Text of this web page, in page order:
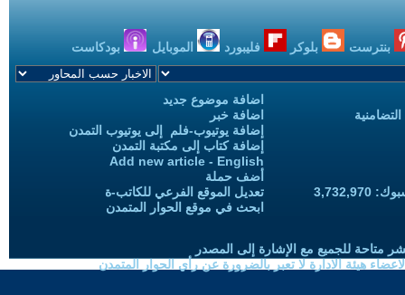
بنترست بلوكر فليبورد الموبايل بودكاست
اضافة موضوع جديد
اضافة خبر
إضافة يوتيوب-فلم إلى يوتيوب التمدن
إضافة كتاب إلى مكتبة التمدن
Add new article - English
أضف حملة
تعديل الموقع الفرعي للكاتب-ة
ابحث في موقع الحوار المتمدن
متاحة للجميع مع الإشارة إلى المصدر
هيئة الادارة لا تعبر بالضرورة عن رأي الحوار المتمدن